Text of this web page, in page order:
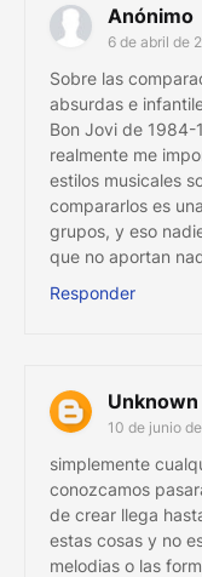
Anónimo
6 de abril de
Sobre las
absurdas e
Bon Jovi de 1984-
realmente me
estilos musicales
compararlos es
grupos, y eso
que no aportan
Responder
Unknown
10 de junio
simplemente
conozcamos
de crear llega
estas cosas y no
melodias o las